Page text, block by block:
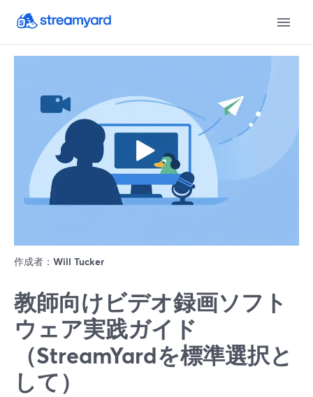
作成者： Will Tucker
教師向けビデオ録画ソフト
ウェア実践ガイド
（StreamYardを標準選択と
して）